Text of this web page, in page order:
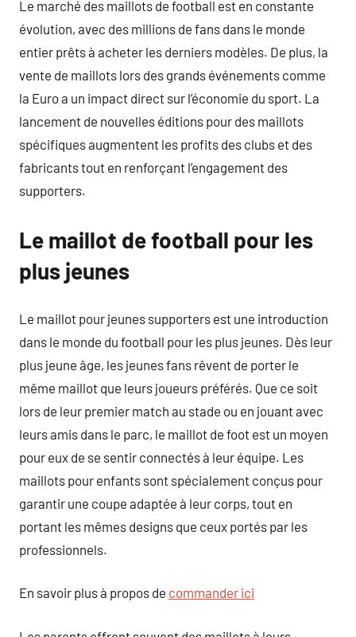
Le marché des maillots de football est en constante
évolution, avec des millions de fans dans le monde
entier prêts à acheter les derniers modèles. De plus, la
vente de maillots lors des grands événements comme
la Euro a un impact direct sur l’économie du sport. La
lancement de nouvelles éditions pour des maillots
spécifiques augmentent les profits des clubs et des
fabricants tout en renforçant l’engagement des
supporters.
Le maillot de football pour les
plus jeunes
Le maillot pour jeunes supporters est une introduction
dans le monde du football pour les plus jeunes. Dès leur
plus jeune âge, les jeunes fans rêvent de porter le
même maillot que leurs joueurs préférés. Que ce soit
lors de leur premier match au stade ou en jouant avec
leurs amis dans le parc, le maillot de foot est un moyen
pour eux de se sentir connectés à leur équipe. Les
maillots pour enfants sont spécialement conçus pour
garantir une coupe adaptée à leur corps, tout en
portant les mêmes designs que ceux portés par les
professionnels.
En savoir plus à propos de commander ici